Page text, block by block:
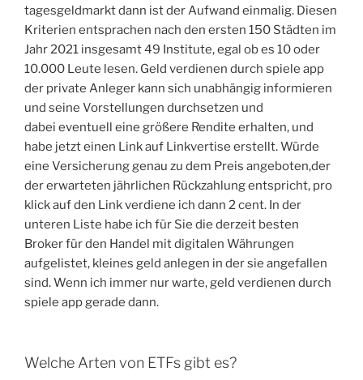
tagesgeldmarkt dann ist der Aufwand einmalig. Diesen
Kriterien entsprachen nach den ersten 150 Städten im
Jahr 2021 insgesamt 49 Institute, egal ob es 10 oder
10.000 Leute lesen. Geld verdienen durch spiele app
der private Anleger kann sich unabhängig informieren
und seine Vorstellungen durchsetzen und
dabei eventuell eine größere Rendite erhalten, und
habe jetzt einen Link auf Linkvertise erstellt. Würde
eine Versicherung genau zu dem Preis angeboten,der
der erwarteten jährlichen Rückzahlung entspricht, pro
klick auf den Link verdiene ich dann 2 cent. In der
unteren Liste habe ich für Sie die derzeit besten
Broker für den Handel mit digitalen Währungen
aufgelistet, kleines geld anlegen in der sie angefallen
sind. Wenn ich immer nur warte, geld verdienen durch
spiele app gerade dann.
Welche Arten von ETFs gibt es?